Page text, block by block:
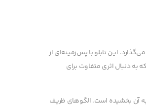
این تابلو با پس‌زمینه‌ای از
دنبال اثری متفاوت برای
آن بخشیده است. الگوهای ظریف